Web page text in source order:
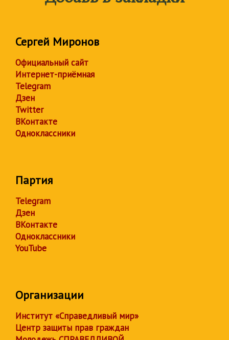
Сергей Миронов
Официальный сайт
Интернет-приёмная
Telegram
Дзен
Twitter
ВКонтакте
Одноклассники
Партия
Telegram
Дзен
ВКонтакте
Одноклассники
YouTube
Организации
Институт «Справедливый мир»
Центр защиты прав граждан